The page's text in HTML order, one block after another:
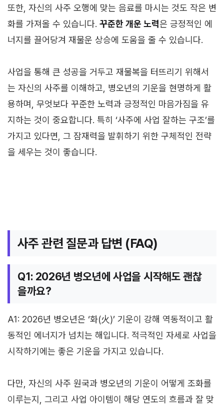
또한, 자신의 사주 오행에 맞는 음료를 마시는 것도 작은 변
화를 가져올 수 있습니다. 꾸준한 개운 노력은 긍정적인 에
너지를 끌어당겨 재물운 상승에 도움을 줄 수 있습니다.
사업을 통해 큰 성공을 거두고 재물복을 터뜨리기 위해서
는 자신의 사주를 이해하고, 병오년의 기운을 현명하게 활
용하며, 무엇보다 꾸준한 노력과 긍정적인 마음가짐을 유
지하는 것이 중요합니다. 특히 ‘사주에 사업 잘하는 구조’를
가지고 있다면, 그 잠재력을 발휘하기 위한 구체적인 전략
을 세우는 것이 좋습니다.
사주 관련 질문과 답변 (FAQ)
Q1: 2026년 병오년에 사업을 시작해도 괜찮
을까요?
A1: 2026년 병오년은 ‘화(火)’ 기운이 강해 역동적이고 활
동적인 에너지가 넘치는 해입니다. 적극적인 자세로 사업을
시작하기에는 좋은 기운을 가지고 있습니다.
다만, 자신의 사주 원국과 병오년의 기운이 어떻게 조화를
이루는지, 그리고 사업 아이템이 해당 연도의 흐름과 잘 맞